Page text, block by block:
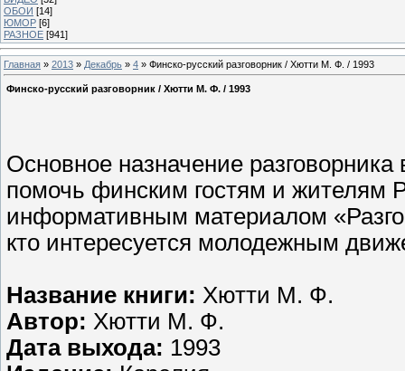
ОБОИ [14]
ЮМОР [6]
РАЗНОЕ [941]
Главная » 2013 » Декабрь » 4 » Финско-русский разговорник / Хютти М. Ф. / 1993
Финско-русский разговорник / Хютти М. Ф. / 1993
Основное назначение
помочь финским гостям и жителям
информативным материалом
кто интересуется молодежным
Название книги: Хютти М. Ф.
Автор: Хютти М. Ф.
Дата выхода: 1993